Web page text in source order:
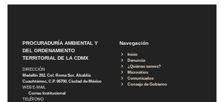
PROCURADURÍA AMBIENTAL Y
DEL ORDENAMIENTO
TERRITORIAL DE LA CDMX
DIRECCIÓN
Medellín 202, Col. Roma Sur, Alcaldía
Cuauhtémoc, C.P. 06700, Ciudad de México
WEB E-MAIL
Correo Institucional
TELÉFONO
Navegación
Inicio
Denuncia
¿Quiénes somos?
Micrositios
Comunicados
Consejo de Gobierno